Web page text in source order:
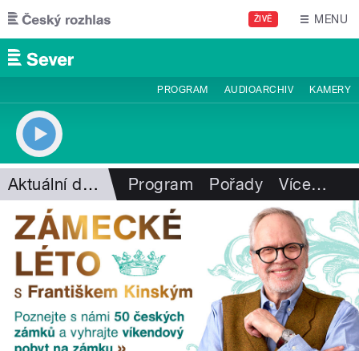
Přejít k hlavnímu obsahu
ŽIVĚ MENU
PROGRAM AUDIOARCHIV KAMERY
Aktuální dění Program Pořady Více…